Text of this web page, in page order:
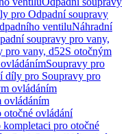
pro Odpadní soupravy
ventiluNáhradní
soupravy pro vany,
pro vany, d52S otočným
Soupravy pro
díly pro Soupravy pro
ovládáním
ovládáním
otočné ovládání
pro otočné